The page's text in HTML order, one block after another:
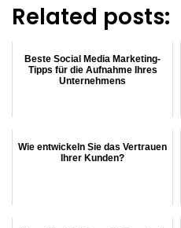
Related posts:
Beste Social Media Marketing-
Tipps für die Aufnahme Ihres
Unternehmens
Wie entwickeln Sie das Vertrauen
Ihrer Kunden?